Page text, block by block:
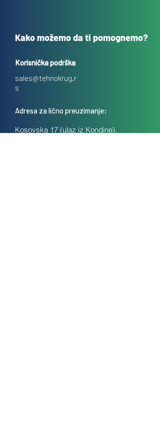
Kako možemo da ti pomognemo?
Korisnička podrška
sales@tehnokrug.r
s
Adresa za lično preuzimanje:
Kosovska 17 (ulaz iz Kondine),